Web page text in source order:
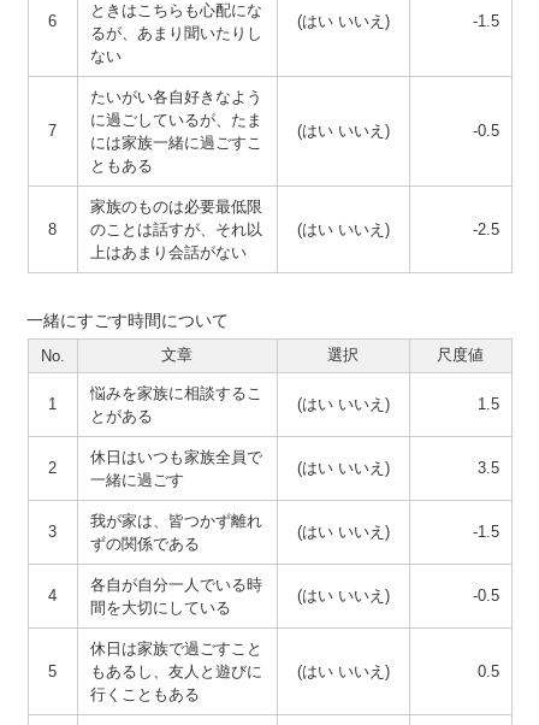
6
ときはこちらも心配にな
るが、あまり聞いたりし
ない
(はい いいえ) -1.5
7
たいがい各自好きなよう
に過ごしているが、たま
には家族一緒に過ごすこ
ともある
(はい いいえ) -0.5
8
家族のものは必要最低限
のことは話すが、それ以
上はあまり会話がない
(はい いいえ) -2.5
一緒にすごす時間について
No. 文章 選択 尺度値
1
悩みを家族に相談するこ
とがある
(はい いいえ) 1.5
2
休日はいつも家族全員で
一緒に過ごす
(はい いいえ) 3.5
3
我が家は、皆つかず離れ
ずの関係である
(はい いいえ) -1.5
4
各自が自分一人でいる時
間を大切にしている
(はい いいえ) -0.5
5
休日は家族で過ごすこと
もあるし、友人と遊びに
行くこともある
(はい いいえ) 0.5